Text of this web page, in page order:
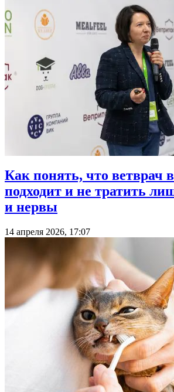
Как понять, что ветврач
подходит и не тратить
и нервы
14 апреля 2026, 17:07